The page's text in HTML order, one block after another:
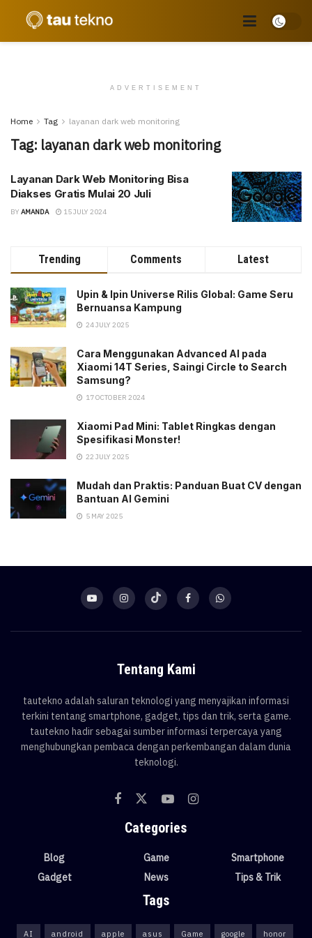
ADVERTISEMENT
Home Tag layanan dark web monitoring
Tag: layanan dark web monitoring
Layanan Dark Web Monitoring Bisa
Diakses Gratis Mulai 20 Juli
BY AMANDA 15 JULY 2024
Trending Comments Latest
Upin & Ipin Universe Rilis Global: Game Seru
Bernuansa Kampung
24 JULY 2025
Cara Menggunakan Advanced AI pada
Xiaomi 14T Series, Saingi Circle to Search
Samsung?
17 OCTOBER 2024
Xiaomi Pad Mini: Tablet Ringkas dengan
Spesifikasi Monster!
22 JULY 2025
Mudah dan Praktis: Panduan Buat CV dengan
Bantuan AI Gemini
5 MAY 2025
Tentang Kami
tautekno adalah saluran teknologi yang menyajikan informasi
terkini tentang smartphone, gadget, tips dan trik, serta game.
tautekno hadir sebagai sumber informasi terpercaya yang
menghubungkan pembaca dengan perkembangan dalam dunia
teknologi.
Categories
Blog
Gadget
Game
News
Smartphone
Tips & Trik
Tags
AI android apple asus Game google honor